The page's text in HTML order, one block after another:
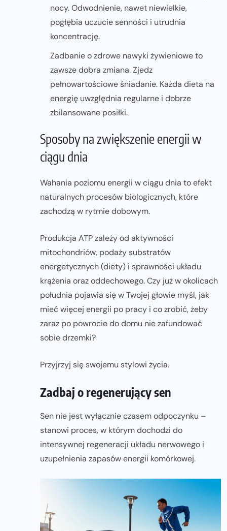
nocy. Odwodnienie, nawet niewielkie,
pogłębia uczucie senności i utrudnia
koncentrację.
Zadbanie o zdrowe nawyki żywieniowe to
zawsze dobra zmiana. Zjedz
pełnowartościowe śniadanie. Każda dieta na
energię uwzględnia regularne i dobrze
zbilansowane posiłki.
Sposoby na zwiększenie energii w
ciągu dnia
Wahania poziomu energii w ciągu dnia to efekt
naturalnych procesów biologicznych, które
zachodzą w rytmie dobowym.
Produkcja ATP zależy od aktywności
mitochondriów, podaży substratów
energetycznych (diety) i sprawności układu
krążenia oraz oddechowego. Czy już w okolicach
południa pojawia się w Twojej głowie myśl, jak
mieć więcej energii po pracy i co zrobić, żeby
zaraz po powrocie do domu nie zafundować
sobie drzemki?
Przyjrzyj się swojemu stylowi życia.
Zadbaj o regenerujący sen
Sen nie jest wyłącznie czasem odpoczynku –
stanowi proces, w którym dochodzi do
intensywnej regeneracji układu nerwowego i
uzupełnienia zapasów energii komórkowej.